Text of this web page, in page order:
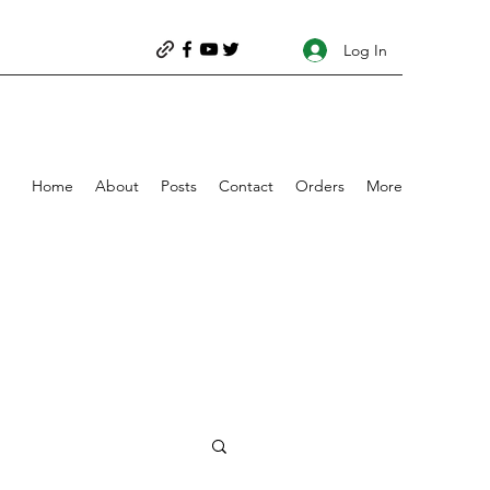
Log In
Home About Posts Contact Orders More